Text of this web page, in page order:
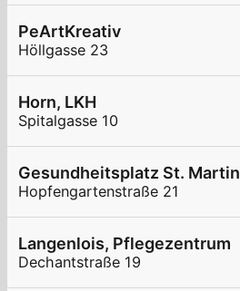
PeArtKreativ
Höllgasse 23
Horn, LKH
Spitalgasse 10
Gesundheitsplatz St. Martin
Hopfengartenstraße 21
Langenlois, Pflegezentrum
Dechantstraße 19